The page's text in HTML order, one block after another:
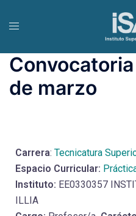
de marzo
Carrera: Tecnicatura
Espacio Curricular:
Instituto: EE0330357
ILLIA